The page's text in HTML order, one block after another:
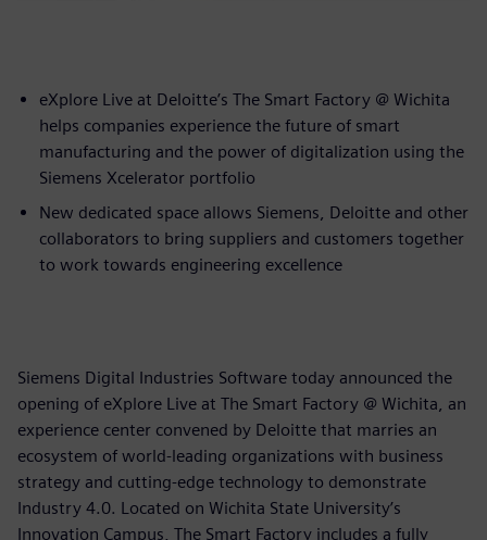
eXplore Live at Deloitte’s The Smart Factory @ Wichita
helps companies experience the future of smart
manufacturing and the power of digitalization using the
Siemens Xcelerator portfolio
New dedicated space allows Siemens, Deloitte and other
collaborators to bring suppliers and customers together
to work towards engineering excellence
Siemens Digital Industries Software today announced the
opening of eXplore Live at The Smart Factory @ Wichita, an
experience center convened by Deloitte that marries an
ecosystem of world-leading organizations with business
strategy and cutting-edge technology to demonstrate
Industry 4.0. Located on Wichita State University’s
Innovation Campus, The Smart Factory includes a fully